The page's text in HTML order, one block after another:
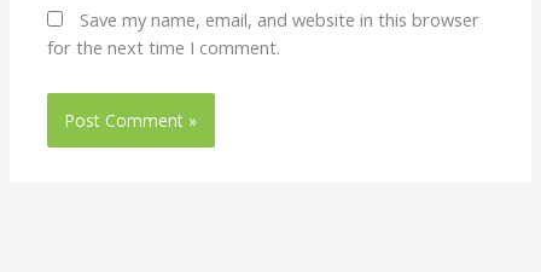
Save my name, email, and website in this browser
for the next time I comment.